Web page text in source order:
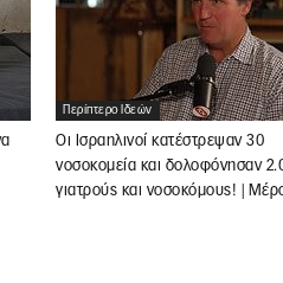
Περίπτερο Ιδεών
Οι Ισραηλινοί κατέστρεψαν 30
νοσοκομεία και δολοφόνησαν
γιατρούς και νοσοκόμους! |